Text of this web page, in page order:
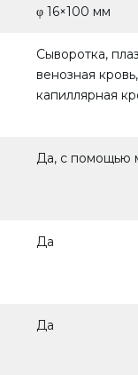
φ 16×100 мм
Сыворотка,
венозная
капиллярная
Да, с помощью
Да
Да